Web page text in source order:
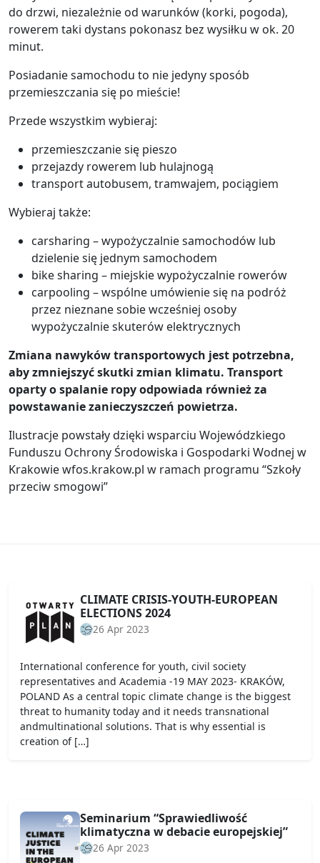
do drzwi, niezależnie od warunków (korki, pogoda),
rowerem taki dystans pokonasz bez wysiłku w ok. 20
minut.
Posiadanie samochodu to nie jedyny sposób
przemieszczania się po mieście!
Przede wszystkim wybieraj:
przemieszczanie się pieszo
przejazdy rowerem lub hulajnogą
transport autobusem, tramwajem, pociągiem
Wybieraj także:
carsharing – wypożyczalnie samochodów lub
dzielenie się jednym samochodem
bike sharing – miejskie wypożyczalnie rowerów
carpooling – wspólne umówienie się na podróż
przez nieznane sobie wcześniej osoby
wypożyczalnie skuterów elektrycznych
Zmiana nawyków transportowych jest potrzebna,
aby zmniejszyć skutki zmian klimatu. Transport
oparty o spalanie ropy odpowiada również za
powstawanie zanieczyszczeń powietrza.
Ilustracje powstały dzięki wsparciu Wojewódzkiego
Funduszu Ochrony Środowiska i Gospodarki Wodnej w
Krakowie wfos.krakow.pl w ramach programu “Szkoły
przeciw smogowi”
CLIMATE CRISIS-YOUTH-EUROPEAN
ELECTIONS 2024
26 Apr 2023
International conference for youth, civil society
representatives and Academia -19 MAY 2023- KRAKÓW,
POLAND As a central topic climate change is the biggest
threat to humanity today and it needs transnational
andmultinational solutions. That is why essential is
creation of […]
Seminarium “Sprawiedliwość
klimatyczna w debacie europejskiej”
26 Apr 2023